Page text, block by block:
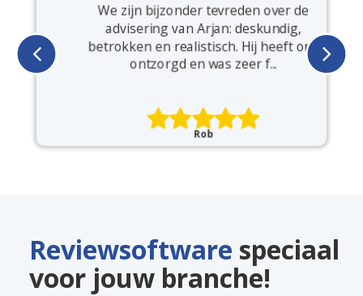
We zijn bijzonder tevreden over de
advisering van Arjan: deskundig,
betrokken en realistisch. Hij heeft ons
ontzorgd en was zeer f...
Rob
Reviewsoftware speciaal
voor jouw branche!